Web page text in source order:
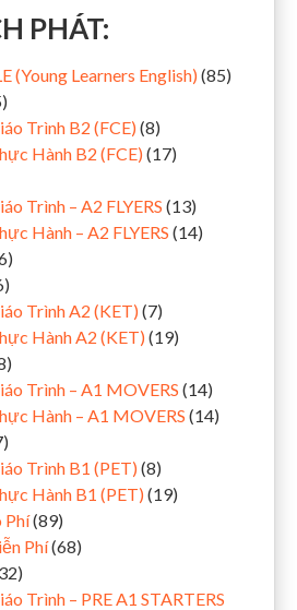
PHÁT:
(Young Learners English) (85)
Trình B2 (FCE) (8)
Hành B2 (FCE) (17)
Trình – A2 FLYERS (13)
Hành – A2 FLYERS (14)
Trình A2 (KET) (7)
Hành A2 (KET) (19)
Trình – A1 MOVERS (14)
Hành – A1 MOVERS (14)
Trình B1 (PET) (8)
Hành B1 (PET) (19)
Phí(89)
Phí(68)
Trình – PRE A1 STARTERS